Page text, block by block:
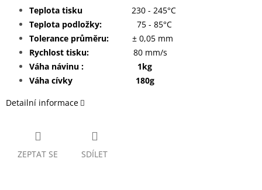
Teplota tisku 230 - 245°C
Teplota podložky:
75 - 85°C
Tolerance průměru:
± 0,05 mm
Rychlost tisku:
80 mm/s
Váha návinu : 1kg
Váha cívky 180g
Detailní informace
ZEPTAT SE SDÍLET